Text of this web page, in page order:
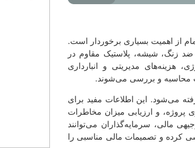
برخوردار است.
مقاوم در
و انبارداری
مفید برای
مخاطرات
می‌توانند
مناسبی را